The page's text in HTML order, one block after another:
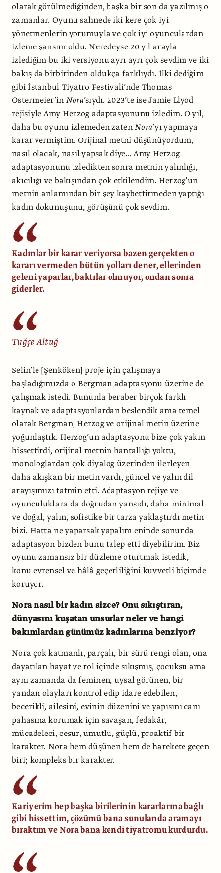
olarak görülmediğinden, başka bir son da yazılmış o
zamanlar. Oyunu sahnede iki kere çok iyi
yönetmenlerin yorumuyla ve çok iyi oyunculardan
izleme şansım oldu. Neredeyse 20 yıl arayla
izlediğim bu iki versiyonu ayrı ayrı çok sevdim ve iki
bakış da birbirinden oldukça farklıydı. İlki dediğim
gibi İstanbul Tiyatro Festivali’nde Thomas
Ostermeier’inNora’sıydı. 2023’te ise Jamie Llyod
rejisiyle Amy Herzog adaptasyonunu izledim. O yıl,
daha bu oyunu izlemeden zatenNora’yı yapmaya
karar vermiştim. Orijinal metni düşünüyordum,
nasıl olacak, nasıl yapsak diye... Amy Herzog
adaptasyonunu izledikten sonra metnin yalınlığı,
akıcılığı ve bakışından çok etkilendim. Herzog’un
metnin anlamından bir şey kaybettirmeden yaptığı
kadın dokunuşunu, görüşünü çok sevdim.
Kadınlar bir karar veriyorsa bazen gerçekten o
kararı vermeden bütün yolları dener, ellerinden
geleni yaparlar, baktılar olmuyor, ondan sonra
giderler.
Tuğçe Altuğ
Selin’le [Şenköken] proje için çalışmaya
başladığımızda o Bergman adaptasyonu üzerine de
çalışmak istedi. Bununla beraber birçok farklı
kaynak ve adaptasyonlardan beslendik ama temel
olarak Bergman, Herzog ve orijinal metin üzerine
yoğunlaştık. Herzog’un adaptasyonu bize çok yakın
hissettirdi, orijinal metnin hantallığı yoktu,
monologlardan çok diyalog üzerinden ilerleyen
daha akışkan bir metin vardı, güncel ve yalın dil
arayışımızı tatmin etti. Adaptasyon rejiye ve
oyunculuklara da doğrudan yansıdı, daha minimal
ve doğal, yalın, sofistike bir tarza yaklaştırdı metin
bizi. Hatta ne yaparsak yapalım eninde sonunda
adaptasyon bizden bunu talep etti diyebilirim. Biz
oyunu zamansız bir düzleme oturtmak istedik,
konu evrensel ve hâlâ geçerliliğini kuvvetli biçimde
koruyor.
Nora nasıl bir kadın sizce? Onu sıkıştıran,
dünyasını kuşatan unsurlar neler ve hangi
bakımlardan günümüz kadınlarına benziyor?
Nora çok katmanlı, parçalı, bir sürü rengi olan, ona
dayatılan hayat ve rol içinde sıkışmış, çocuksu ama
aynı zamanda da feminen, uysal görünen, bir
yandan olayları kontrol edip idare edebilen,
becerikli, ailesini, evinin düzenini ve yapısını canı
pahasına korumak için savaşan, fedakâr,
mücadeleci, cesur, umutlu, güçlü, proaktif bir
karakter. Nora hem düşünen hem de harekete geçen
biri; kompleks bir karakter.
Kariyerim hep başka birilerinin kararlarına bağlı
gibi hissettim, çözümü bana sunulanda aramayı
bıraktım ve Nora bana kendi tiyatromu kurdurdu.